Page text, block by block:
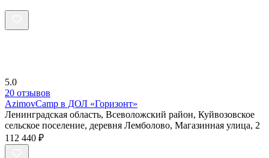
5.0
20 отзывов
AzimovCamp в ДОЛ «Горизонт»
Ленинградская область, Всеволожский район, Куйвозовское
сельское поселение, деревня Лемболово, Магазинная улица, 2
112 440 ₽